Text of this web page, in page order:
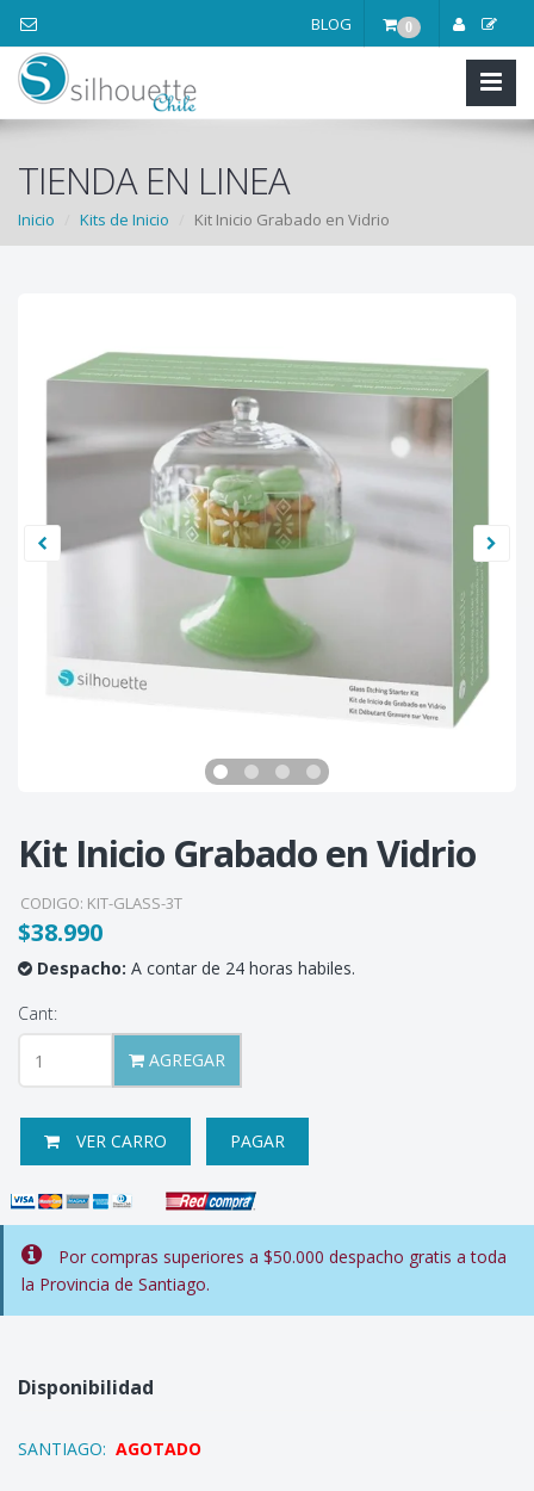
0
BLOG
TIENDA EN LINEA
Inicio Kits de Inicio Kit Inicio Grabado en Vidrio
Kit Inicio Grabado en Vidrio
CODIGO: KIT-GLASS-3T
$38.990
Despacho: A contar de 24 horas habiles.
Cant:
AGREGAR
VER CARRO PAGAR
Por compras superiores a $50.000 despacho gratis a toda
la Provincia de Santiago.
Disponibilidad
SANTIAGO: AGOTADO